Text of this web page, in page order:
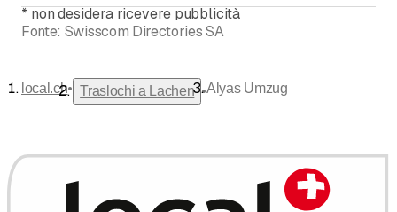
* non desidera ricevere pubblicità
Fonte: Swisscom Directories SA
local.ch• Traslochi a Lachen •Alyas Umzug